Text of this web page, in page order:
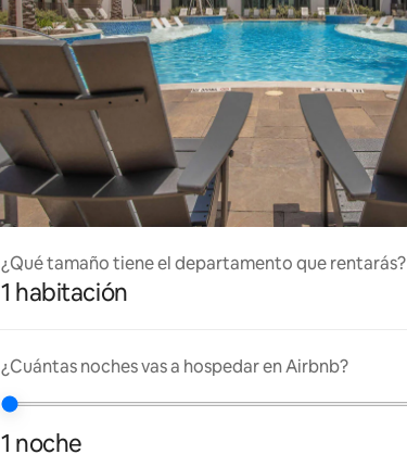
¿Qué tamaño tiene el departamento que rentarás?
1 habitación
¿Cuántas noches vas a hospedar en Airbnb?
1 noche